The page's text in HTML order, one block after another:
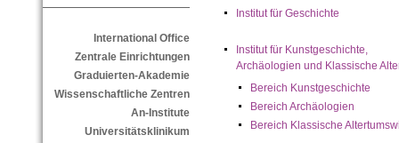
International Office
Zentrale Einrichtungen
Graduierten-Akademie
Wissenschaftliche Zentren
An-Institute
Universitätsklinikum
Institut für Geschichte
Institut für Kunstgeschichte,
Archäologien und Klassische
Bereich Kunstgeschichte
Bereich Archäologien
Bereich Klassische